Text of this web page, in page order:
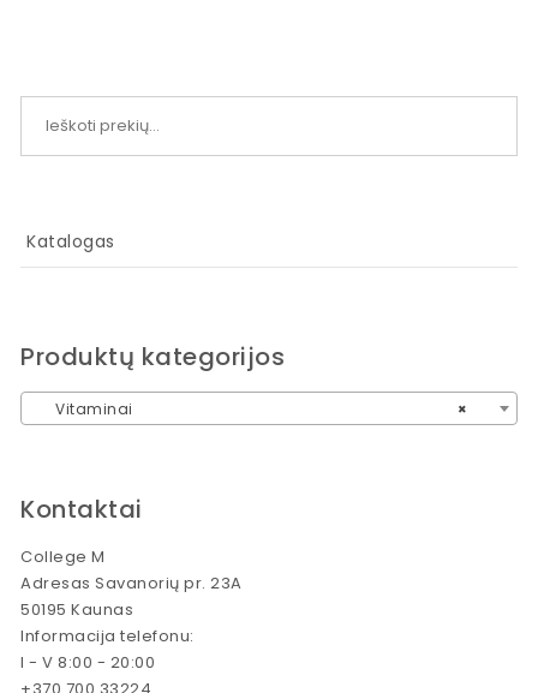
Katalogas
Produktų kategorijos
×
Vitaminai
Kontaktai
College M
Adresas Savanorių pr. 23A
50195 Kaunas
Informacija telefonu:
I - V 8:00 - 20:00